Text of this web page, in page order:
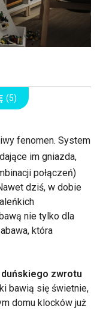
(5)
fenomen. System
im gniazda,
połączeń)
dziś, w dobie
nie tylko dla
która
zwrotu
bawią się świetnie,
domu klocków już